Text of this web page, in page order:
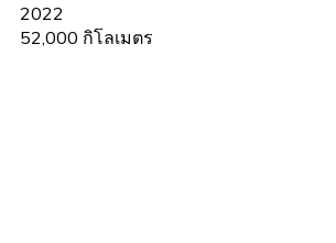
2022
52,000 กิโลเมตร